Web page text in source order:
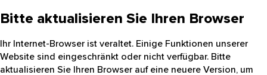
Bitte aktualisieren Sie Ihren Browser
Ihr Internet-Browser ist veraltet. Einige Funktionen unserer
Website sind eingeschränkt oder nicht verfügbar. Bitte
aktualisieren Sie Ihren Browser auf eine neuere Version, um